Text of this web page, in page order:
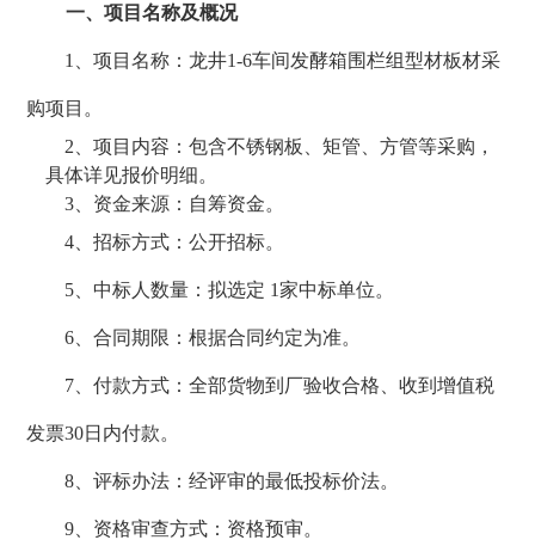
一、项目名称及概况
1、项目名称：龙井1-6车间发酵箱围栏组型材板材采
购项目。
2、项目内容：包含不锈钢板、矩管、方管等采购，
具体详见报价明细。
3、资金来源：自筹资金。
4、招标方式：公开招标。
5、中标人数量：拟选定 1家中标单位。
6、合同期限：根据合同约定为准。
7、付款方式：全部货物到厂验收合格、收到增值税
发票30日内付款。
8、评标办法：经评审的最低投标价法。
9、资格审查方式：资格预审。